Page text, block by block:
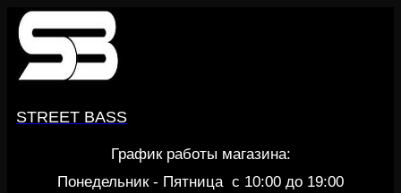
Перейти
содержанию
STREET BASS
График работы магазина:
Понедельник - Пятница c 10:00 до 19:00